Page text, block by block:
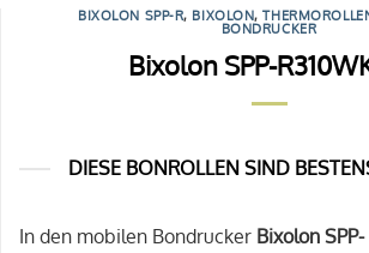
BIXOLON SPP-R, BIXOLON,
BONDRUCKER
Bixolon SPP-
DIESE BONROLLEN SIND
In den mobilen Bondrucker Bixolon SPP-